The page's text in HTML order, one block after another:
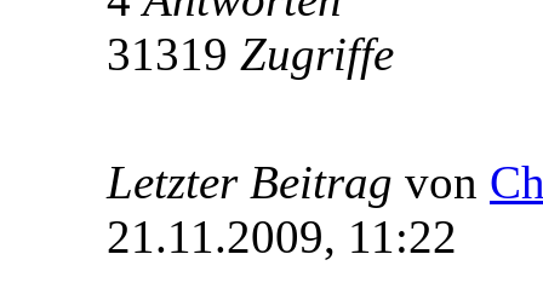
31319 Zugriffe
Letzter Beitrag von
21.11.2009, 11:22